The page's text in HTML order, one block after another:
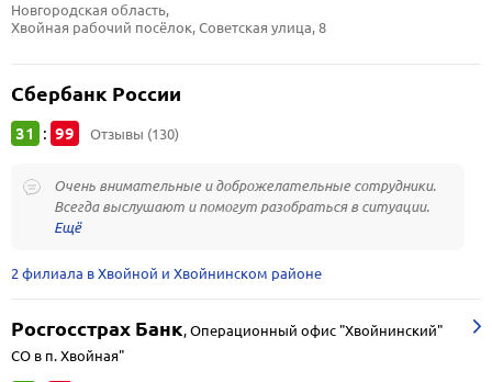
Новгородская область,
Хвойная рабочий посёлок, Советская улица, 8
Сбербанк России
31 : 99 Отзывы (130)
Очень внимательные и доброжелательные сотрудники.
Всегда выслушают и помогут разобраться в ситуации.
2 филиала в Хвойной и Хвойнинском районе
Росгосстрах Банк,Операционный офис "Хвойнинский"
СО в п. Хвойная"